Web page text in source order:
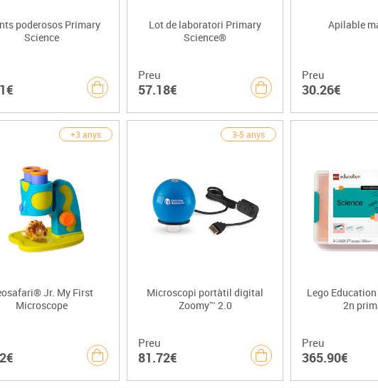
poderosos Primary
Science
Lot de laboratori Primary
Science®
Preu
57.18€
Apilable
Preu
30.26€
+3 anys
Jr. My First
Microscope
3-5 anys
Microscopi portàtil digital
Zoomy™ 2.0
Preu
81.72€
Lego
2n
Preu
365.90€